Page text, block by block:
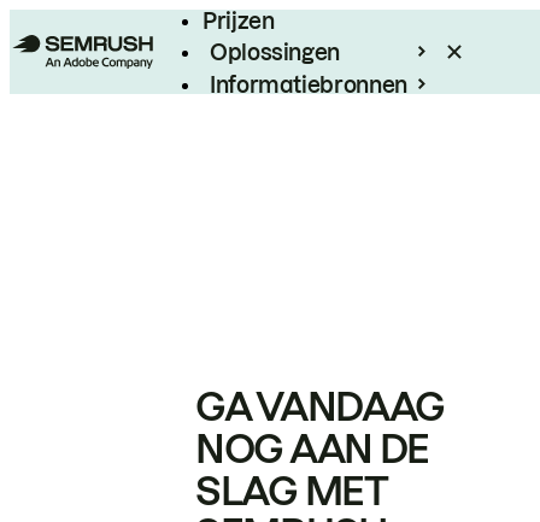
Prijzen
Oplossingen
Informatiebronnen
GA VANDAAG
NOG AAN DE
SLAG MET